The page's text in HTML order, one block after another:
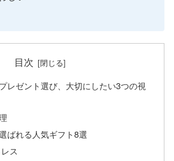
目次
レゼント選び、大切にしたい3つの視
ばれる人気ギフト8選
ス